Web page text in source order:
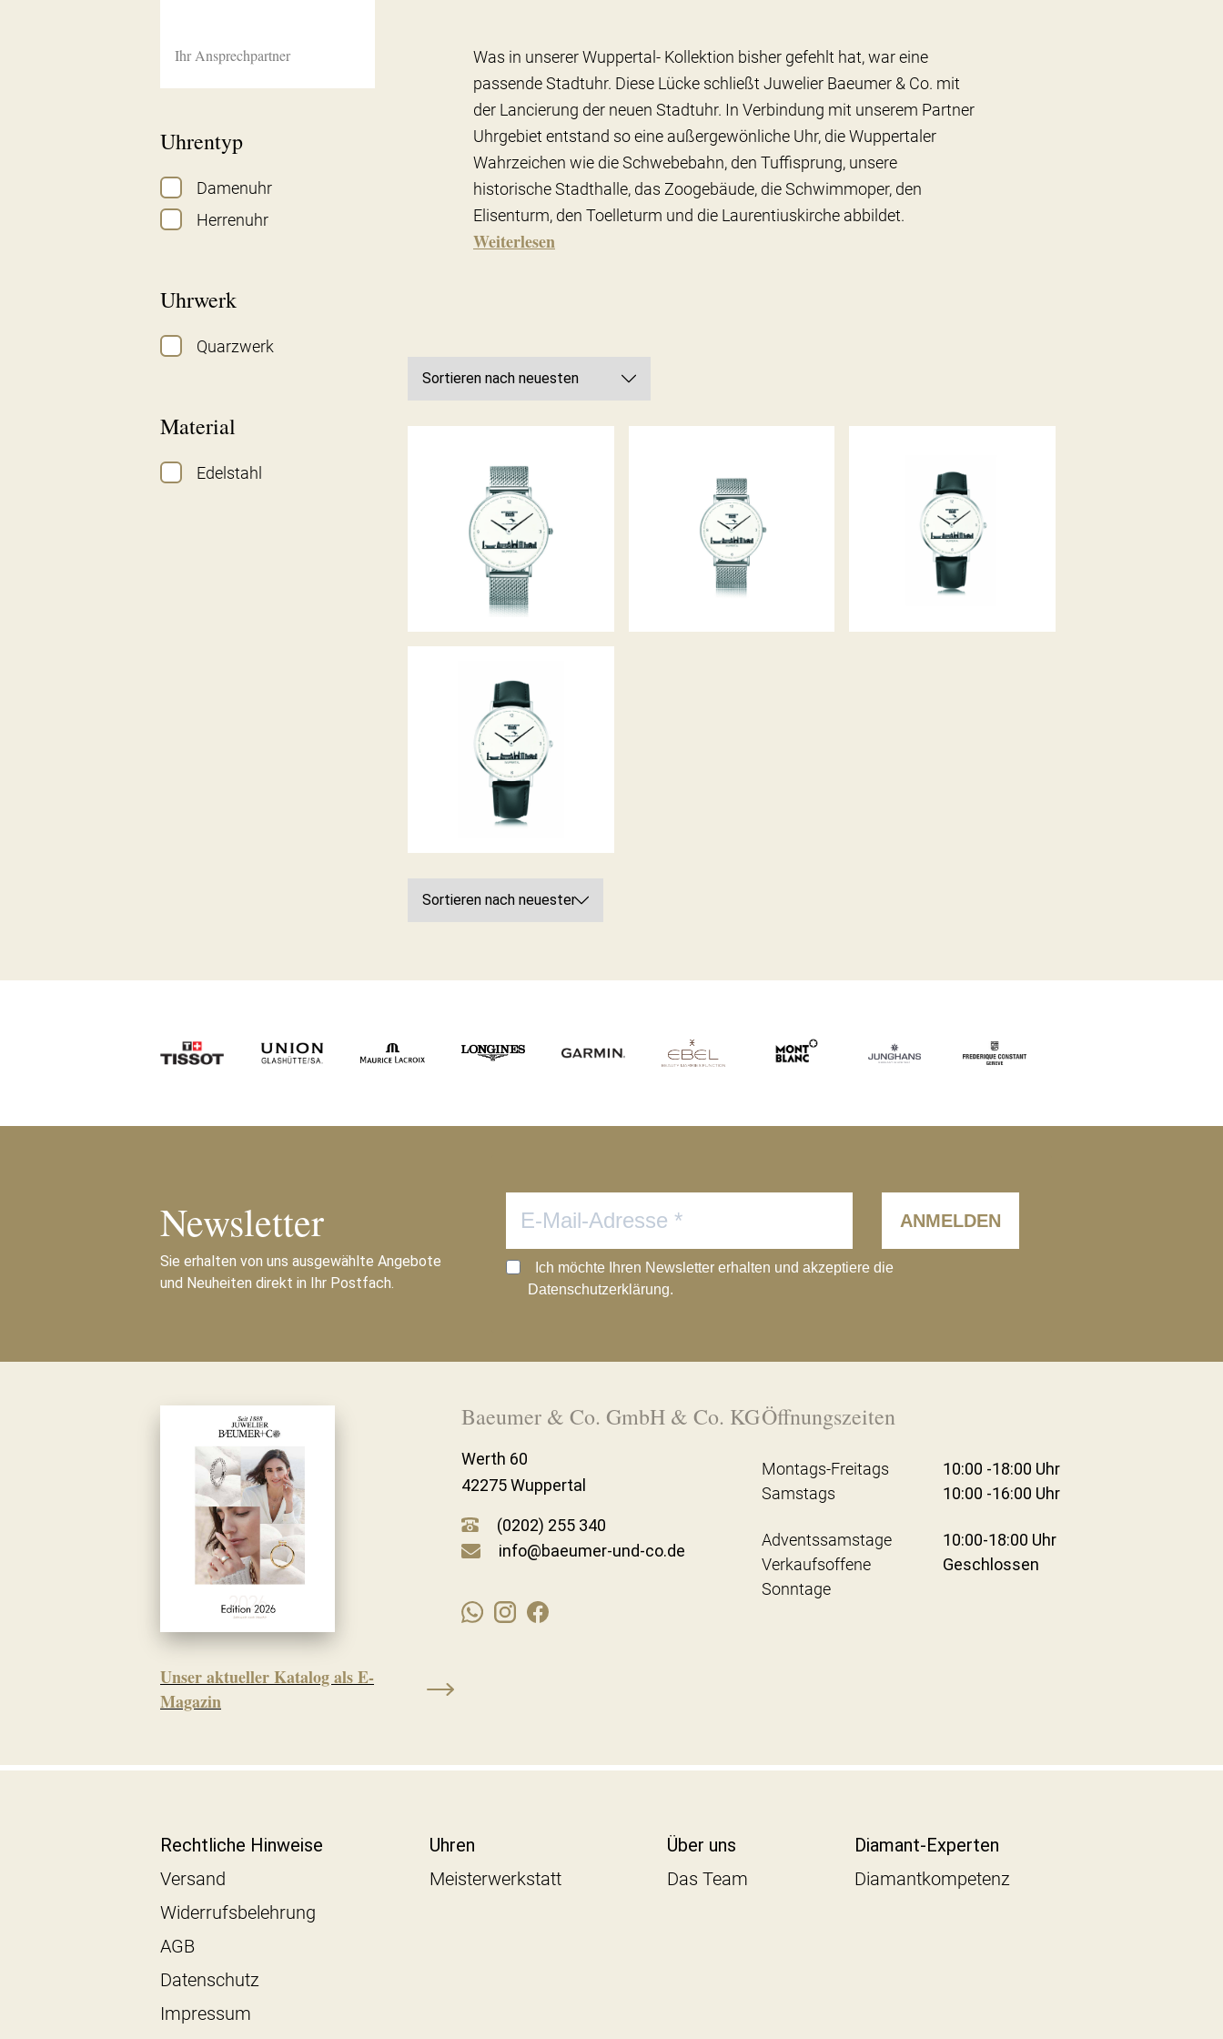
Ihr Ansprechpartner
Uhrentyp
Damenuhr
Herrenuhr
Uhrwerk
Quarzwerk
Material
Edelstahl
Was in unserer Wuppertal- Kollektion bisher gefehlt hat, war eine
passende Stadtuhr. Diese Lücke schließt Juwelier Baeumer & Co. mit
der Lancierung der neuen Stadtuhr. In Verbindung mit unserem Partner
Uhrgebiet entstand so eine außergewönliche Uhr, die Wuppertaler
Wahrzeichen wie die Schwebebahn, den Tuffisprung, unsere
historische Stadthalle, das Zoogebäude, die Schwimmoper, den
Elisenturm, den Toelleturm und die Laurentiuskirche abbildet.
Weiterlesen
STADTUHR 40MM STADTUHR 36MM STADTUHR 36MM
STADTUHR 40MM
Newsletter
Sie erhalten von uns ausgewählte Angebote
und Neuheiten direkt in Ihr Postfach.
ANMELDEN
Ich möchte Ihren Newsletter erhalten und akzeptiere die
Datenschutzerklärung.
Unser aktueller Katalog als E-
Magazin
Baeumer & Co. GmbH & Co. KG
Werth 60
42275 Wuppertal
(0202) 255 340
info@baeumer-und-co.de
Öffnungszeiten
Montags-Freitags
10:00 -18:00 Uhr
Samstags
10:00 -16:00 Uhr
Adventssamstage
10:00-18:00 Uhr
Verkaufsoffene
Sonntage
Geschlossen
Rechtliche Hinweise
Versand
Widerrufsbelehrung
AGB
Datenschutz
Impressum
Uhren
Meisterwerkstatt
Über uns
Das Team
Diamant-Experten
Diamantkompetenz